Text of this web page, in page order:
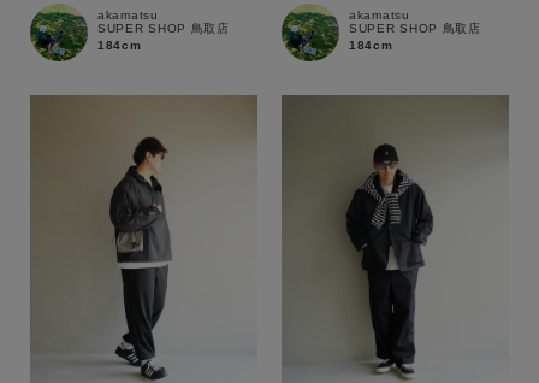
akamatsu
SUPER SHOP 鳥取店
184cm
akamatsu
SUPER SHOP 鳥取店
184cm